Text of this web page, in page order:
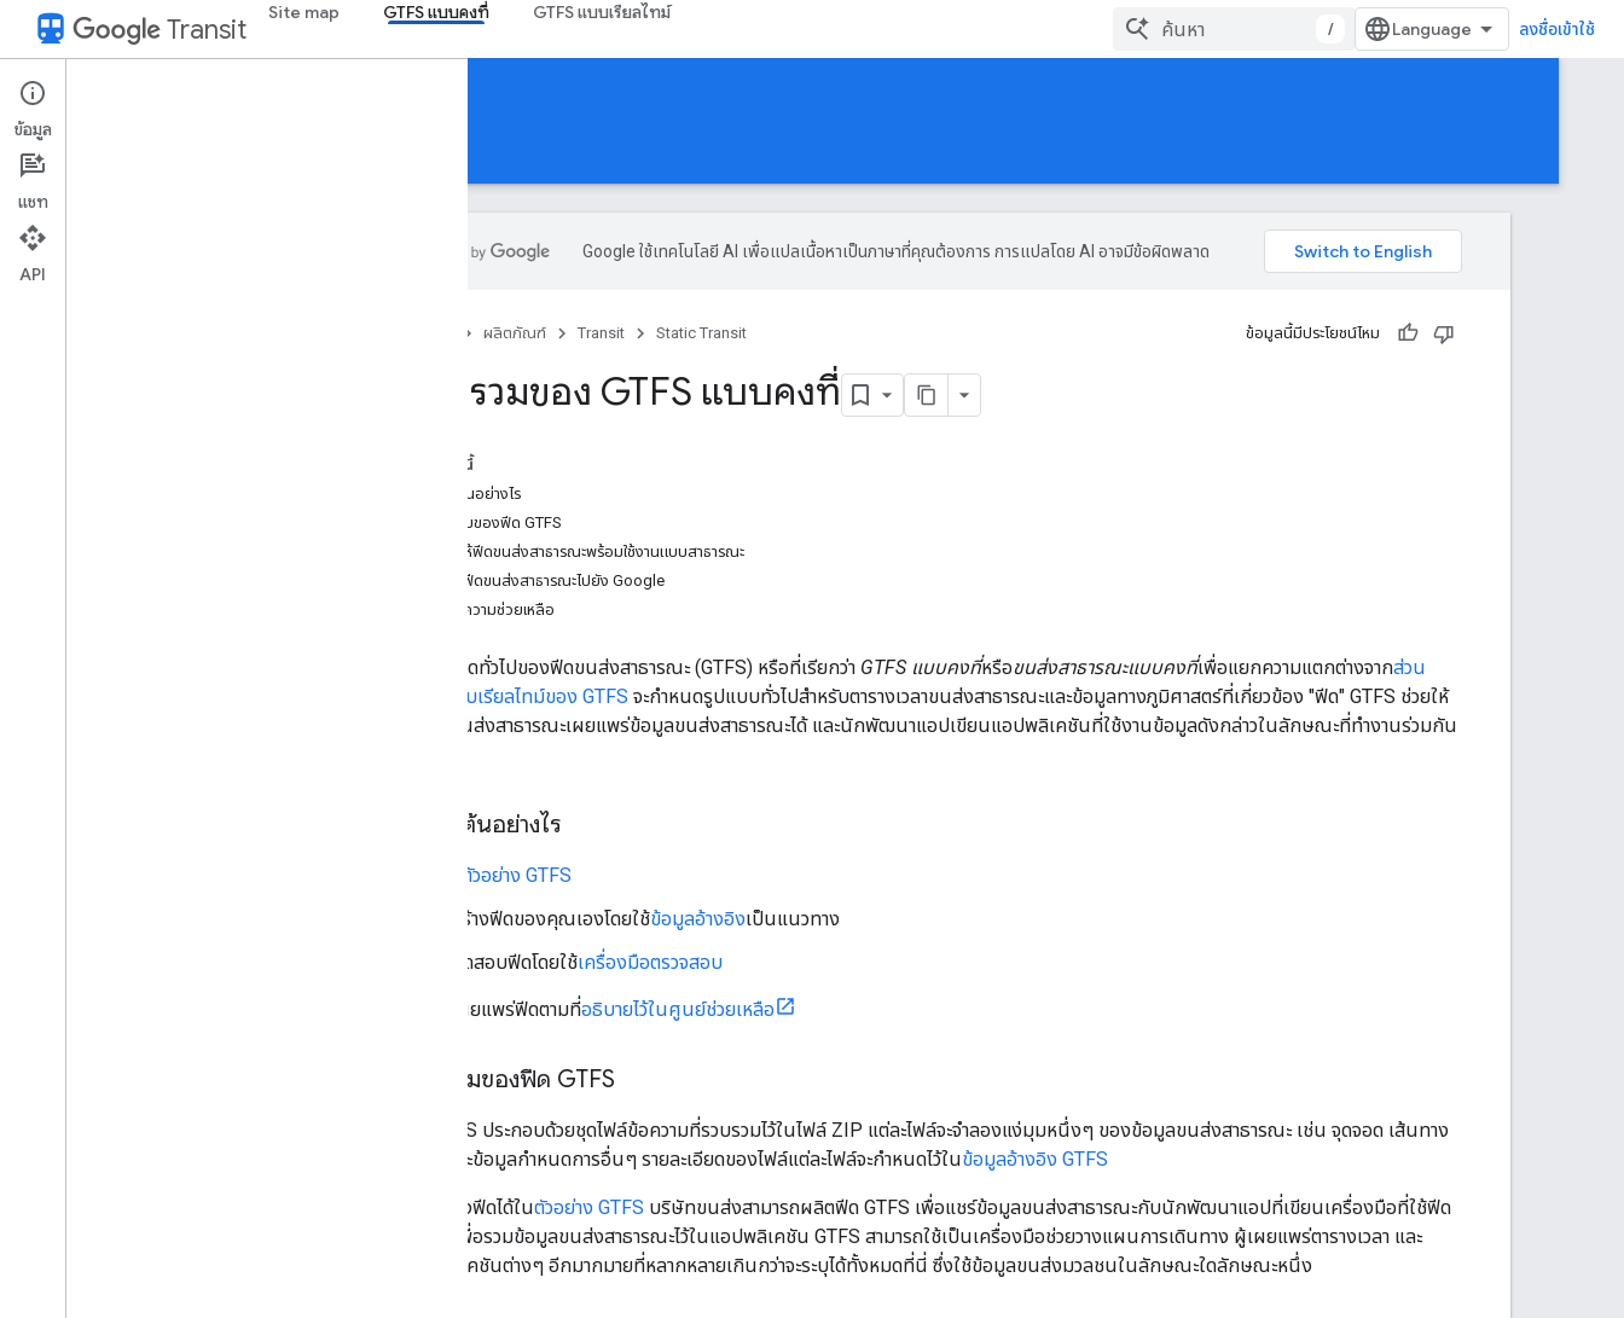
directions_transit Transit
Site map GTFS แบบคงที่ GTFS แบบเรียลไทม์
/ ลงชื่อเข้าใช้
Static Transit
คำแนะนำ
Google ใช้เทคโนโลยี AI เพื่อแปลเนื้อหาเป็นภาษาที่คุณต้องการ การแปลโดย AI อาจมีข้อผิดพลาด
ผลิตภัณฑ์ Transit Static Transit ข้อมูลนี้มีประโยชน์ไหม
ภาพรวมของ GTFS แบบคงที่
ในหน้านี้
จะเริ่มต้นอย่างไร
ภาพรวมของฟีด GTFS
การทำให้ฟีดขนส่งสาธารณะพร้อมใช้งานแบบสาธารณะ
การส่งฟีดขนส่งสาธารณะไปยัง Google
การขอความช่วยเหลือ
ข้อกำหนดทั่วไปของฟีดขนส่งสาธารณะ (GTFS) หรือที่เรียกว่า GTFS แบบคงที่หรือขนส่งสาธารณะแบบคงที่เพื่อแยกความแตกต่างจากส่วน
ขยายแบบเรียลไทม์ของ GTFS จะกำหนดรูปแบบทั่วไปสำหรับตารางเวลาขนส่งสาธารณะและข้อมูลทางภูมิศาสตร์ที่เกี่ยวข้อง "ฟีด" GTFS ช่วยให้
บริษัทขนส่งสาธารณะเผยแพร่ข้อมูลขนส่งสาธารณะได้ และนักพัฒนาแอปเขียนแอปพลิเคชันที่ใช้งานข้อมูลดังกล่าวในลักษณะที่ทำงานร่วมกัน
จะเริ่มต้นอย่างไร
ตัวอย่าง GTFS
สร้างฟีดของคุณเองโดยใช้ข้อมูลอ้างอิงเป็นแนวทาง
ทดสอบฟีดโดยใช้เครื่องมือตรวจสอบ
เผยแพร่ฟีดตามที่อธิบายไว้ในศูนย์ช่วยเหลือ
ภาพรวมของฟีด GTFS
ฟีด GTFS ประกอบด้วยชุดไฟล์ข้อความที่รวบรวมไว้ในไฟล์ ZIP แต่ละไฟล์จะจำลองแง่มุมหนึ่งๆ ของข้อมูลขนส่งสาธารณะ เช่น จุดจอด เส้นทาง
เที่ยว และข้อมูลกำหนดการอื่นๆ รายละเอียดของไฟล์แต่ละไฟล์จะกำหนดไว้ในข้อมูลอ้างอิง GTFS
ดูตัวอย่างฟีดได้ในตัวอย่าง GTFS บริษัทขนส่งสามารถผลิตฟีด GTFS เพื่อแชร์ข้อมูลขนส่งสาธารณะกับนักพัฒนาแอปที่เขียนเครื่องมือที่ใช้ฟีด
GTFS เพื่อรวมข้อมูลขนส่งสาธารณะไว้ในแอปพลิเคชัน GTFS สามารถใช้เป็นเครื่องมือช่วยวางแผนการเดินทาง ผู้เผยแพร่ตารางเวลา และ
แอปพลิเคชันต่างๆ อีกมากมายที่หลากหลายเกินกว่าจะระบุได้ทั้งหมดที่นี่ ซึ่งใช้ข้อมูลขนส่งมวลชนในลักษณะใดลักษณะหนึ่ง
ข้อมูล
แชท
API